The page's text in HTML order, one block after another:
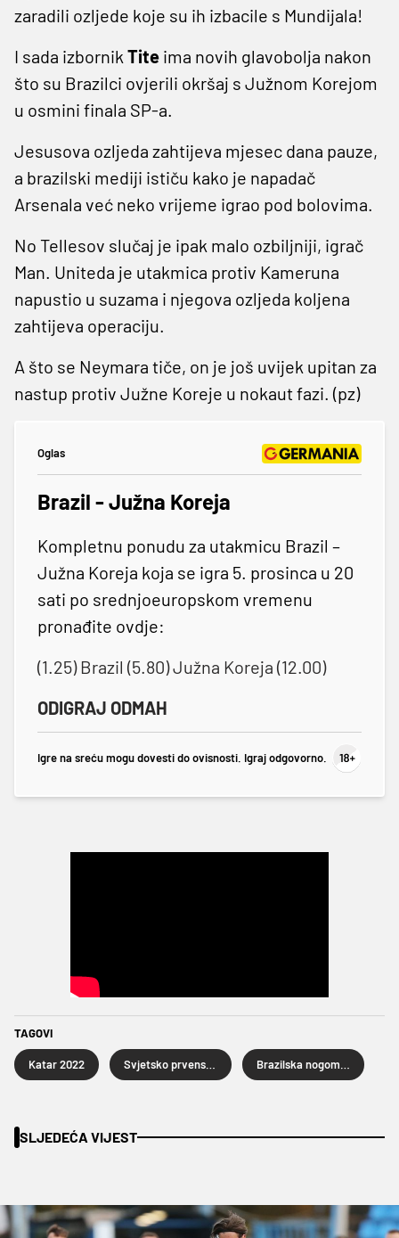
zaradili ozljede koje su ih izbacile s Mundijala!
I sada izbornik Tite ima novih glavobolja nakon
što su Brazilci ovjerili okršaj s Južnom Korejom
u osmini finala SP-a.
Jesusova ozljeda zahtijeva mjesec dana pauze,
a brazilski mediji ističu kako je napadač
Arsenala već neko vrijeme igrao pod bolovima.
No Tellesov slučaj je ipak malo ozbiljniji, igrač
Man. Uniteda je utakmica protiv Kameruna
napustio u suzama i njegova ozljeda koljena
zahtijeva operaciju.
A što se Neymara tiče, on je još uvijek upitan za
nastup protiv Južne Koreje u nokaut fazi. (pz)
Oglas
Brazil - Južna Koreja
Kompletnu ponudu za utakmicu Brazil –
Južna Koreja koja se igra 5. prosinca u 20
sati po srednjoeuropskom vremenu
pronađite ovdje:
(1.25) Brazil (5.80) Južna Koreja (12.00)
ODIGRAJ ODMAH
Igre na sreću mogu dovesti do ovisnosti. Igraj odgovorno.
TAGOVI
Katar 2022
SLJEDEĆA VIJEST